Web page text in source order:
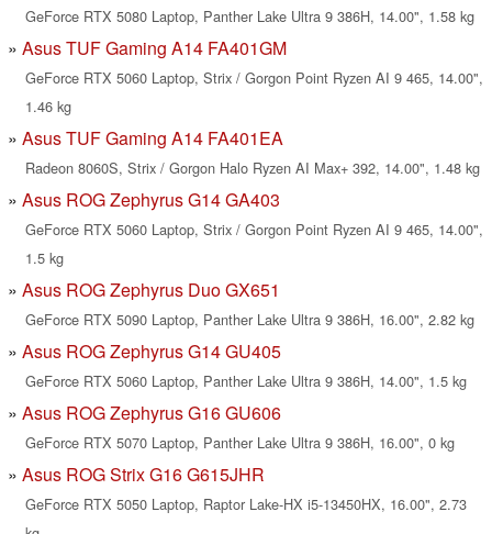
GeForce RTX 5080 Laptop, Panther Lake Ultra 9 386H, 14.00", 1.58 kg
Asus TUF Gaming A14 FA401GM
GeForce RTX 5060 Laptop, Strix / Gorgon Point Ryzen AI 9 465, 14.00",
1.46 kg
Asus TUF Gaming A14 FA401EA
Radeon 8060S, Strix / Gorgon Halo Ryzen AI Max+ 392, 14.00", 1.48 kg
Asus ROG Zephyrus G14 GA403
GeForce RTX 5060 Laptop, Strix / Gorgon Point Ryzen AI 9 465, 14.00",
1.5 kg
Asus ROG Zephyrus Duo GX651
GeForce RTX 5090 Laptop, Panther Lake Ultra 9 386H, 16.00", 2.82 kg
Asus ROG Zephyrus G14 GU405
GeForce RTX 5060 Laptop, Panther Lake Ultra 9 386H, 14.00", 1.5 kg
Asus ROG Zephyrus G16 GU606
GeForce RTX 5070 Laptop, Panther Lake Ultra 9 386H, 16.00", 0 kg
Asus ROG Strix G16 G615JHR
GeForce RTX 5050 Laptop, Raptor Lake-HX i5-13450HX, 16.00", 2.73